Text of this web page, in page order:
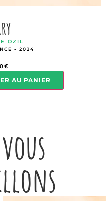
OZIL
- 2024
€
AU PANIER